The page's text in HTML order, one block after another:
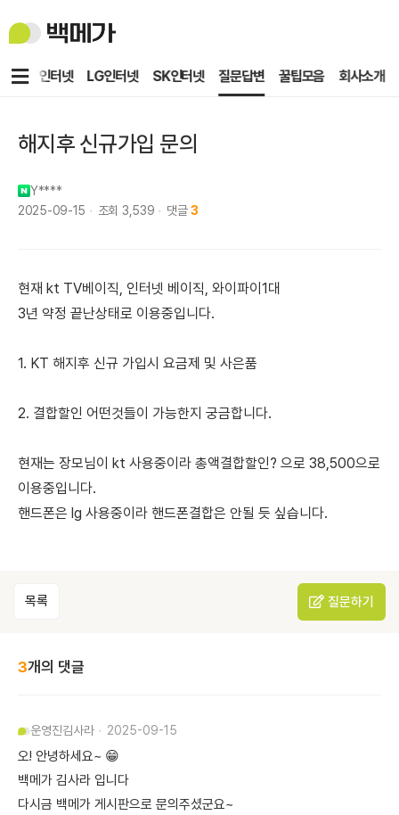
백
메
KT인터넷 LG인터넷 SK인터넷 질문답변 꿀팁모음 회사소개
메
해지후 신규가입 문의
Y****
2025-09-15
조회 3,539 댓글 3
현재 kt TV베이직, 인터넷 베이직, 와이파이1대
3년 약정 끝난상태로 이용중입니다.
1. KT 해지후 신규 가입시 요금제 및 사은품
2. 결합할인 어떤것들이 가능한지 궁금합니다.
현재는 장모님이 kt 사용중이라 총액결합할인? 으로 38,500으로
이용중입니다.
핸드폰은 lg 사용중이라 핸드폰결합은 안될 듯 싶습니다.
목록 질문하기
3개의 댓글
운영진김사라 2025-09-15
오! 안녕하세요~ 😁
백메가 김사라 입니다
다시금 백메가 게시판으로 문의주셨군요~